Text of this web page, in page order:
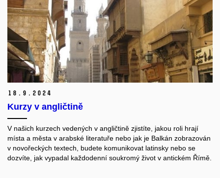
18. 9. 2024
Kurzy v angličtině
V našich kurzech vedených v angličtině zjistíte, jakou roli hrají
místa a města v arabské literatuře nebo jak je Balkán zobrazován
v novořeckých textech, budete komunikovat latinsky nebo se
dozvíte, jak vypadal každodenní soukromý život v antickém Římě.